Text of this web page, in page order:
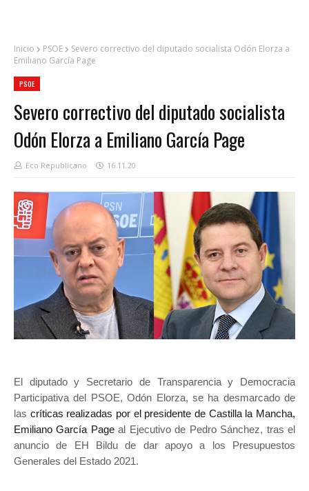
Inicio PSOE
Severo correctivo del diputado socialista Odón Elorza a
Emiliano García Page
PSOE
Severo correctivo del diputado socialista
Odón Elorza a Emiliano García Page
Eco Republicano 16.11.20
El diputado y Secretario de Transparencia y Democracia
Participativa del PSOE, Odón Elorza, se ha desmarcado de
las críticas realizadas por el presidente de Castilla la Mancha,
Emiliano García Pageal Ejecutivo de Pedro Sánchez, tras el
anuncio de EH Bildu de dar apoyo a los Presupuestos
Generales del Estado 2021.